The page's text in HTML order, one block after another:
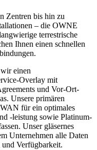
Zentren bis hin zu
– die OWNE
terrestrische
Ihnen einen schnellen
einen
Overlay mit
und Vor-Ort-
Unsere primären
für ein optimales
-leistung sowie Platinum-
Unser gläsernes
Unternehmen alle Daten
Verfügbarkeit.